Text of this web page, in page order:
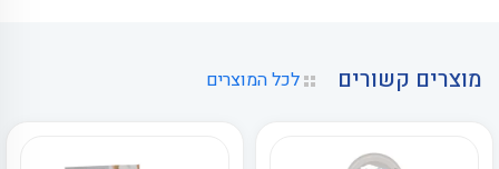
מוצרים קשורים לכל המוצרים